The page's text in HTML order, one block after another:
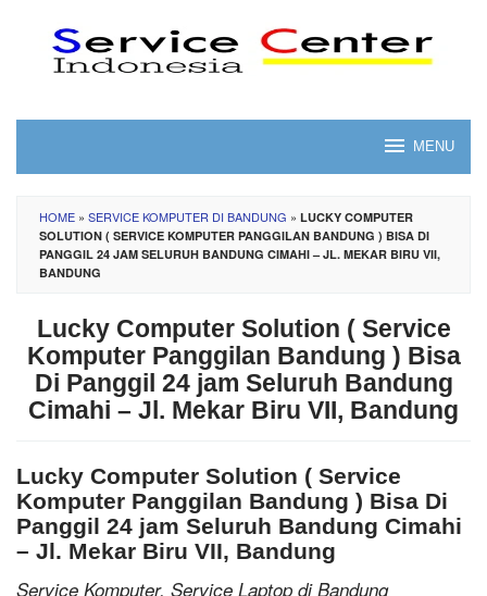
content
MENU
HOME » SERVICE KOMPUTER DI BANDUNG » LUCKY COMPUTER
SOLUTION ( SERVICE KOMPUTER PANGGILAN BANDUNG ) BISA DI
PANGGIL 24 JAM SELURUH BANDUNG CIMAHI – JL. MEKAR BIRU VII,
BANDUNG
Lucky Computer Solution ( Service
Komputer Panggilan Bandung ) Bisa
Di Panggil 24 jam Seluruh Bandung
Cimahi – Jl. Mekar Biru VII, Bandung
Lucky Computer Solution ( Service
Komputer Panggilan Bandung ) Bisa Di
Panggil 24 jam Seluruh Bandung Cimahi
– Jl. Mekar Biru VII, Bandung
Service Komputer, Service Laptop di Bandung